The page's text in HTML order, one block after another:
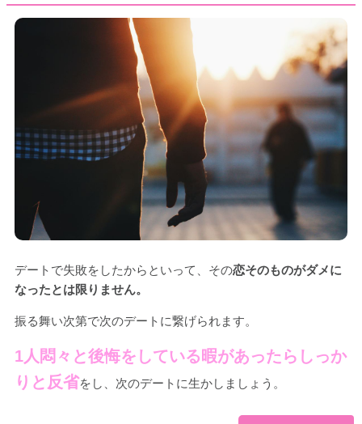
デートで失敗をしたからといって、その恋そのものがダメに
なったとは限りません。
振る舞い次第で次のデートに繋げられます。
1人悶々と後悔をしている暇があったらしっか
りと反省をし、次のデートに生かしましょう。